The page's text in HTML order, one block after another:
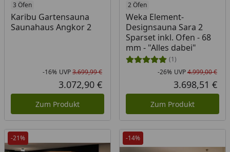
3 Öfen
Karibu Gartensauna
Saunahaus Angkor 2
Rabatt in Prozent
-16%
Ursprünglicher Preis
UVP3.699,99 €
Aktueller Preis
3.072,90 €
Zum Produkt
2 Öfen
Weka Element-
Designsauna Sara 2
Sparset inkl. Ofen - 68
mm - "Alles dabei"
(1)
-26% UVP4.999,00 €
3.698,51 €
Zum Produkt
-21% -14%